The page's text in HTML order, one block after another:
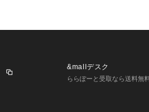
&mallデスク
ららぽーと受取なら送料無